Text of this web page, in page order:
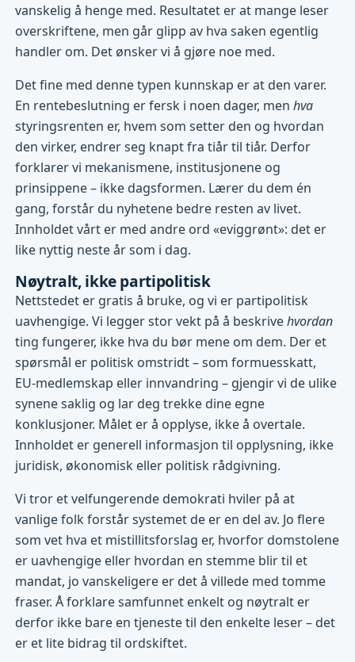
vanskelig å henge med. Resultatet er at mange leser
overskriftene, men går glipp av hva saken egentlig
handler om. Det ønsker vi å gjøre noe med.
Det fine med denne typen kunnskap er at den varer.
En rentebeslutning er fersk i noen dager, menhva
styringsrenten er, hvem som setter den og hvordan
den virker, endrer seg knapt fra tiår til tiår. Derfor
forklarer vi mekanismene, institusjonene og
prinsippene – ikke dagsformen. Lærer du dem én
gang, forstår du nyhetene bedre resten av livet.
Innholdet vårt er med andre ord «eviggrønt»: det er
like nyttig neste år som i dag.
Nøytralt, ikke partipolitisk
Nettstedet er gratis å bruke, og vi er partipolitisk
uavhengige. Vi legger stor vekt på å beskrivehvordan
ting fungerer, ikke hva du bør mene om dem. Der et
spørsmål er politisk omstridt – som formuesskatt,
EU-medlemskap eller innvandring – gjengir vi de ulike
synene saklig og lar deg trekke dine egne
konklusjoner. Målet er å opplyse, ikke å overtale.
Innholdet er generell informasjon til opplysning, ikke
juridisk, økonomisk eller politisk rådgivning.
Vi tror et velfungerende demokrati hviler på at
vanlige folk forstår systemet de er en del av. Jo flere
som vet hva et mistillitsforslag er, hvorfor domstolene
er uavhengige eller hvordan en stemme blir til et
mandat, jo vanskeligere er det å villede med tomme
fraser. Å forklare samfunnet enkelt og nøytralt er
derfor ikke bare en tjeneste til den enkelte leser – det
er et lite bidrag til ordskiftet.